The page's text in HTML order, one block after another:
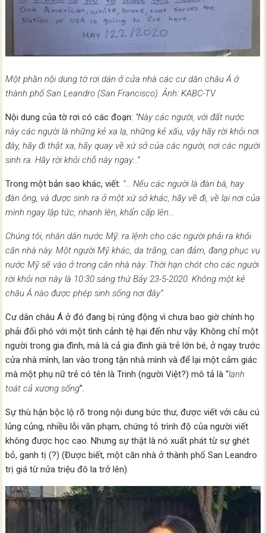
Một phần nội dung tờ rơi dán ở cửa nhà các cư dân châu Á ở
thành phố San Leandro (San Francisco). Ảnh: KABC-TV
Nội dung của tờ rơi có các đoạn: “Này các người, với đất nước
này các người là những kẻ xa lạ, những kẻ xấu, vậy hãy rời khỏi nơi
đây, hãy đi thật xa, hãy quay về xứ sở của các người, nơi các người
sinh ra. Hãy rời khỏi chỗ này ngay…”
Trong một bản sao khác, viết: “… Nếu các người là đàn bà, hay
đàn ông, và được sinh ra ở một xứ sở khác, hãy về đi, về lại nơi của
mình ngay lập tức, nhanh lên, khẩn cấp lên…
Chúng tôi, nhân dân nước Mỹ: ra lệnh cho các người phải ra khỏi
căn nhà này. Một người Mỹ khác, da trắng, can đảm, đang phục vụ
nước Mỹ sẽ vào ở trong căn nhà này. Thời hạn chót cho các người
rời khỏi nơi này là 10:30 sáng thứ Bảy 23-5-2020. Không một kẻ
châu Á nào được phép sinh sống nơi đây”.
Cư dân châu Á ở đó đang bị rúng động vì chưa bao giờ chính họ
phải đối phó với một tình cảnh tệ hại đến như vậy. Không chỉ một
người trong gia đình, mà là cả gia đình già trẻ lớn bé, ở ngay trước
cửa nhà mình, lan vào trong tận nhà mình và để lại một cảm giác
mà một phụ nữ trẻ có tên là Trinh (người Việt?) mô tả là “lạnh
toát cả xương sống”.
Sự thù hận bộc lộ rõ trong nội dung bức thư, được viết với câu cú
lủng củng, nhiều lỗi văn phạm, chứng tỏ trình độ của người viết
không được học cao. Nhưng sự thật là nó xuất phát từ sự ghét
bỏ, ganh tị (?) (Được biết, một căn nhà ở thành phố San Leandro
trị giá từ nửa triệu đô la trở lên).